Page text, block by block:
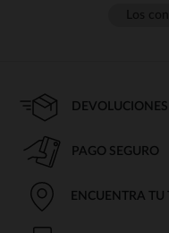
PAGO SEGURO
ENCUENTRA TU